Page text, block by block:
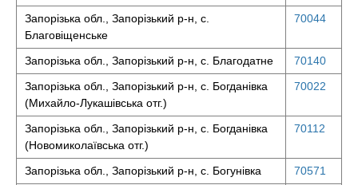
Запорізька обл., Запорізький р-н, с.
Благовіщенське
70044
Запорізька обл., Запорізький р-н, с. Благодатне
70140
Запорізька обл., Запорізький р-н, с. Богданівка
(Михайло-Лукашівська отг.)
70022
Запорізька обл., Запорізький р-н, с. Богданівка
(Новомиколаївська отг.)
70112
Запорізька обл., Запорізький р-н, с. Богунівка
70571